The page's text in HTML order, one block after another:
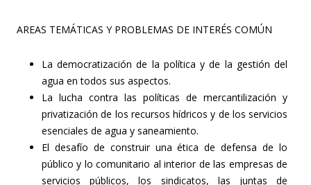
AREAS TEMÁTICAS Y PROBLEMAS DE INTERÉS COMÚN
La democratización de la política y de la gestión del
agua en todos sus aspectos.
La lucha contra las políticas de mercantilización y
privatización de los recursos hídricos y de los servicios
esenciales de agua y saneamiento.
El desafío de construir una ética de defensa de lo
público y lo comunitario al interior de las empresas de
servicios públicos, los sindicatos, las juntas de